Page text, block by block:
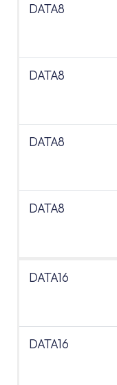
DATA8
DATA8
DATA8
DATA8
DATA16
DATA16